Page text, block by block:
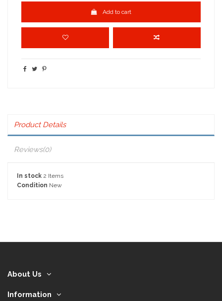
Add to cart
Product Details
Reviews(0)
In stock 2 Items
Condition New
About Us
Information